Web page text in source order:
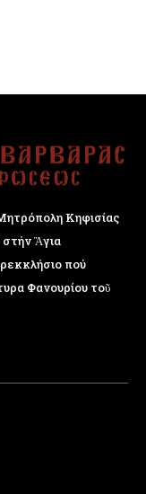
Κηφισίας
Ἅγια
πού
Φανουρίου τοῦ